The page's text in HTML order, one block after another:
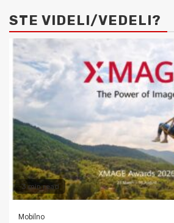
STE VIDELI/VEDELI?
3 min read
Mobilno